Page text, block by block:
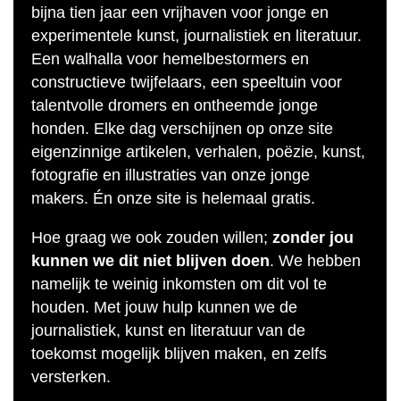
bijna tien jaar een vrijhaven voor jonge en
experimentele kunst, journalistiek en literatuur.
Een walhalla voor hemelbestormers en
constructieve twijfelaars, een speeltuin voor
talentvolle dromers en ontheemde jonge
honden. Elke dag verschijnen op onze site
eigenzinnige artikelen, verhalen, poëzie, kunst,
fotografie en illustraties van onze jonge
makers. Én onze site is helemaal gratis.
Hoe graag we ook zouden willen; zonder jou
kunnen we dit niet blijven doen. We hebben
namelijk te weinig inkomsten om dit vol te
houden. Met jouw hulp kunnen we de
journalistiek, kunst en literatuur van de
toekomst mogelijk blijven maken, en zelfs
versterken.